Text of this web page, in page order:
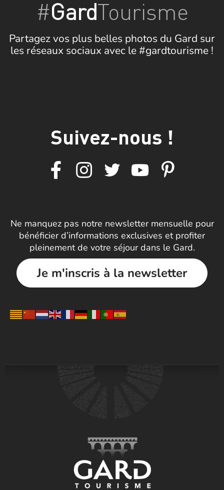
#GardTourisme
Partagez vos plus belles photos du Gard sur
les réseaux sociaux avec le #gardtourisme !
Suivez-nous !
Ne manquez pas notre newsletter mensuelle pour
bénéficier d’informations exclusives et profiter
pleinement de votre séjour dans le Gard.
Je m'inscris à la newsletter